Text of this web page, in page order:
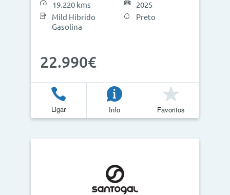
19.220 kms
Mild Hibrido
Gasolina
2025
Preto
22.990€
Ligar Info Favoritos